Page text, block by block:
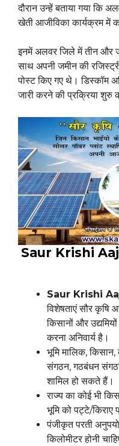
दौरान उन्हें बताया गया कि
खेती आजीविका कार्यक्रम में
इनमें अलवर जिले में तीन और
साथ अपनी जमीन की
पोस्ट किए गए थे। डिस्कॉम
जारी करने की प्रक्रिया शुरु
Saur Krishi
Saur Krishi
विशेषताएं सौर कृषि
किसानों और
करना अनिवार्य है।
भूमि मालिक,
संगठन, गठबंधन
शामिल हो सकते हैं।
राज्य का कोई भी
भूमि को पट्टे/
पंजीकृत परती
किलोमीटर होनी